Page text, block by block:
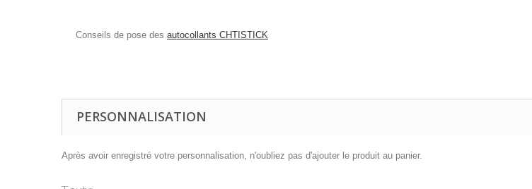
Conseils de pose des autocollants CHTISTICK
PERSONNALISATION
Après avoir enregistré votre personnalisation, n'oubliez pas d'ajouter le produit au panier.